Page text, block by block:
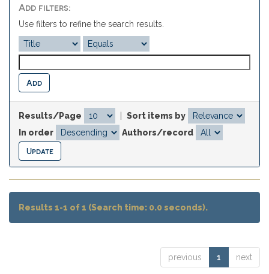
Add filters:
Use filters to refine the search results.
Results/Page
Sort items by
In order
Authors/record
Results 1-1 of 1 (Search time: 0.0 seconds).
previous 1 next